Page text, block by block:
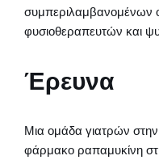
συμπεριλαμβανομένων
φυσιοθεραπευτών και
Έρευνα
Μια ομάδα γιατρών
φάρμακο ραπαμυκίνη